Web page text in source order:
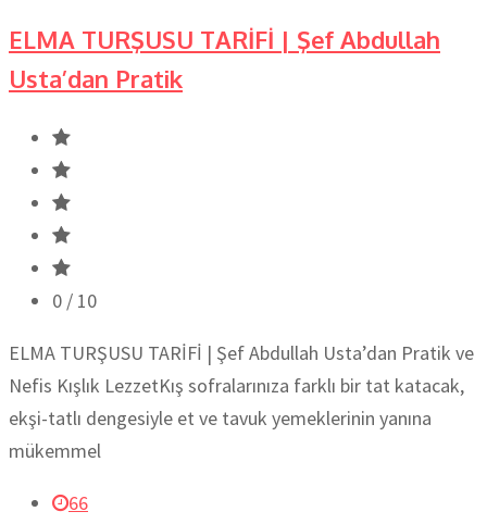
ELMA TURŞUSU TARİFİ | Şef Abdullah
Usta’dan Pratik
0 / 10
ELMA TURŞUSU TARİFİ | Şef Abdullah Usta’dan Pratik ve
Nefis Kışlık LezzetKış sofralarınıza farklı bir tat katacak,
ekşi-tatlı dengesiyle et ve tavuk yemeklerinin yanına
mükemmel
66